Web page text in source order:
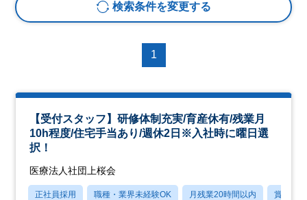
検索条件を変更する
1
【受付スタッフ】研修体制充実/育産休有/残業月
10h程度/住宅手当あり/週休2日※入社時に曜日選
択！
医療法人社団上桜会
正社員採用 職種・業界未経験OK 月残業20時間以内 賞与あり